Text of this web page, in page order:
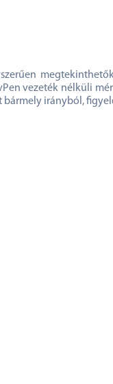
vezeték nélküli
irányból,